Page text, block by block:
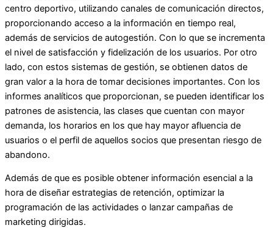
centro deportivo, utilizando canales de comunicación directos,
proporcionando acceso a la información en tiempo real,
además de servicios de autogestión. Con lo que se incrementa
el nivel de satisfacción y fidelización de los usuarios. Por otro
lado, con estos sistemas de gestión, se obtienen datos de
gran valor a la hora de tomar decisiones importantes. Con los
informes analíticos que proporcionan, se pueden identificar los
patrones de asistencia, las clases que cuentan con mayor
demanda, los horarios en los que hay mayor afluencia de
usuarios o el perfil de aquellos socios que presentan riesgo de
abandono.
Además de que es posible obtener información esencial a la
hora de diseñar estrategias de retención, optimizar la
programación de las actividades o lanzar campañas de
marketing dirigidas.